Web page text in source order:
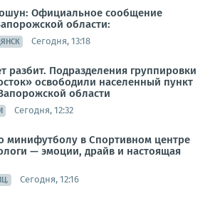
Официальное сообщение
области:
Сегодня, 13:18
разбит. Подразделения группировки
освободили населенный пункт
области
Сегодня, 12:32
минифутболу в Спортивном центре
— эмоции, драйв и настоящая
Сегодня, 12:16